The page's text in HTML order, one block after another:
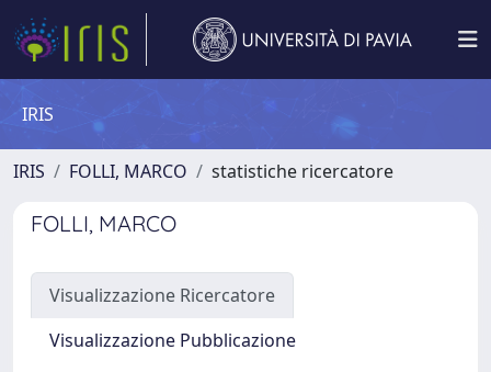
IRIS
IRIS FOLLI, MARCO statistiche ricercatore
FOLLI, MARCO
Visualizzazione Ricercatore
Visualizzazione Pubblicazione